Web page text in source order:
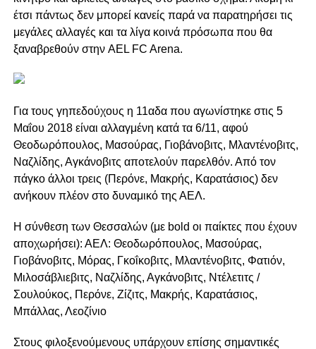
έτσι πάντως δεν μπορεί κανείς παρά να παρατηρήσει τις
μεγάλες αλλαγές και τα λίγα κοινά πρόσωπα που θα
ξαναβρεθούν στην AEL FC Arena.
Για τους γηπεδούχους η 11αδα που αγωνίστηκε στις 5
Μαΐου 2018 είναι αλλαγμένη κατά τα 6/11, αφού
Θεοδωρόπουλος, Μασούρας, Γιοβάνοβιτς, Μλαντένοβιτς,
Ναζλίδης, Αγκάνοβιτς αποτελούν παρελθόν. Από τον
πάγκο άλλοι τρεις (Περόνε, Μακρής, Καρατάσιος) δεν
ανήκουν πλέον στο δυναμικό της ΑΕΛ.
Η σύνθεση των Θεσσαλών (με bold οι παίκτες που έχουν
αποχωρήσει): ΑΕΛ: Θεοδωρόπουλος, Μασούρας,
Γιοβάνοβιτς, Μόρας, Γκοΐκοβιτς, Μλαντένοβιτς, Φατιόν,
Μιλοσάβλιεβιτς, Ναζλίδης, Αγκάνοβιτς, Ντέλετιτς /
Σουλούκος, Περόνε, Ζίζιτς, Μακρής, Καρατάσιος,
Μπάλλας, Λεοζίνιο
Στους φιλοξενούμενους υπάρχουν επίσης σημαντικές